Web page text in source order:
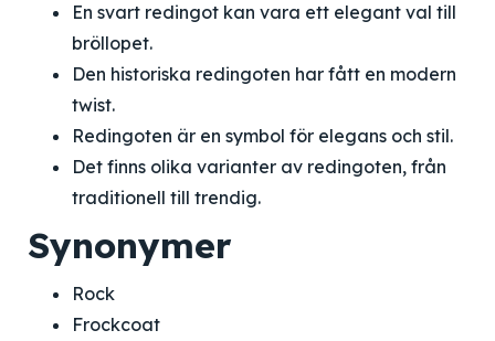
En svart redingot kan vara ett elegant val till
bröllopet.
Den historiska redingoten har fått en modern
twist.
Redingoten är en symbol för elegans och stil.
Det finns olika varianter av redingoten, från
traditionell till trendig.
Synonymer
Rock
Frockcoat